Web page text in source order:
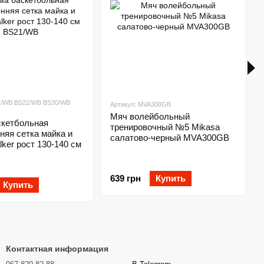
WB BS22/WB BS30/WB
сетка майка и
рост 130-140 см
Купить
Артикул: MVA300GB
Мяч волейбольный
тренировочный №5 Mikasa
салатово-черный MVA300GB
639 грн Купить
Контактная информация